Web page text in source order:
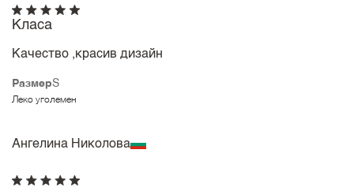
РазмерS
Леко уголемен
Класа
Качество ,красив дизайн
Ангелина Николова